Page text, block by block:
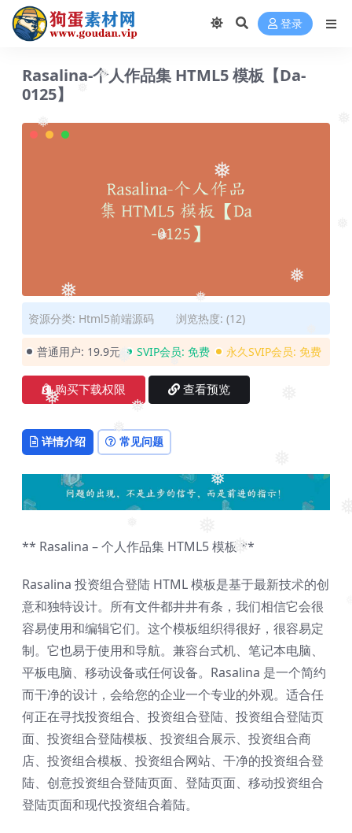
❅
❅
❅
❅
❅
❅
❅
❅
❅
❅
❅
❅
❅
❅
❅
❅
❅
登录
Rasalina-个人作品集 HTML5 模板【Da-
0125】
资源分类: Html5前端源码 浏览热度: (12)
普通用户: 19.9元 SVIP会员: 免费 永久SVIP会员: 免费
购买下载权限 查看预览
详情介绍 常见问题
** Rasalina – 个人作品集 HTML5 模板 **
Rasalina 投资组合登陆 HTML 模板是基于最新技术的创
意和独特设计。所有文件都井井有条，我们相信它会很
容易使用和编辑它们。这个模板组织得很好，很容易定
制。它也易于使用和导航。兼容台式机、笔记本电脑、
平板电脑、移动设备或任何设备。Rasalina 是一个简约
而干净的设计，会给您的企业一个专业的外观。适合任
何正在寻找投资组合、投资组合登陆、投资组合登陆页
面、投资组合登陆模板、投资组合展示、投资组合商
店、投资组合模板、投资组合网站、干净的投资组合登
陆、创意投资组合登陆页面、登陆页面、移动投资组合
登陆页面和现代投资组合着陆。